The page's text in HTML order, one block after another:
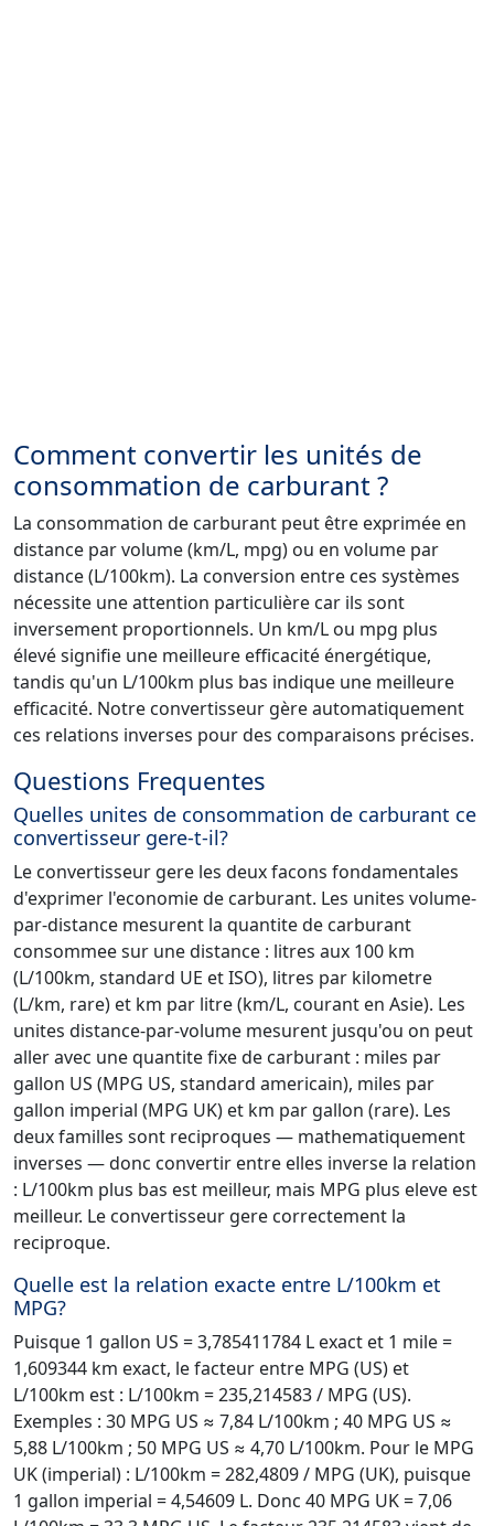
Comment convertir les unités de
consommation de carburant ?
La consommation de carburant peut être exprimée en
distance par volume (km/L, mpg) ou en volume par
distance (L/100km). La conversion entre ces systèmes
nécessite une attention particulière car ils sont
inversement proportionnels. Un km/L ou mpg plus
élevé signifie une meilleure efficacité énergétique,
tandis qu'un L/100km plus bas indique une meilleure
efficacité. Notre convertisseur gère automatiquement
ces relations inverses pour des comparaisons précises.
Questions Frequentes
Quelles unites de consommation de carburant ce
convertisseur gere-t-il?
Le convertisseur gere les deux facons fondamentales
d'exprimer l'economie de carburant. Les unites volume-
par-distance mesurent la quantite de carburant
consommee sur une distance : litres aux 100 km
(L/100km, standard UE et ISO), litres par kilometre
(L/km, rare) et km par litre (km/L, courant en Asie). Les
unites distance-par-volume mesurent jusqu'ou on peut
aller avec une quantite fixe de carburant : miles par
gallon US (MPG US, standard americain), miles par
gallon imperial (MPG UK) et km par gallon (rare). Les
deux familles sont reciproques — mathematiquement
inverses — donc convertir entre elles inverse la relation
: L/100km plus bas est meilleur, mais MPG plus eleve est
meilleur. Le convertisseur gere correctement la
reciproque.
Quelle est la relation exacte entre L/100km et
MPG?
Puisque 1 gallon US = 3,785411784 L exact et 1 mile =
1,609344 km exact, le facteur entre MPG (US) et
L/100km est : L/100km = 235,214583 / MPG (US).
Exemples : 30 MPG US ≈ 7,84 L/100km ; 40 MPG US ≈
5,88 L/100km ; 50 MPG US ≈ 4,70 L/100km. Pour le MPG
UK (imperial) : L/100km = 282,4809 / MPG (UK), puisque
1 gallon imperial = 4,54609 L. Donc 40 MPG UK = 7,06